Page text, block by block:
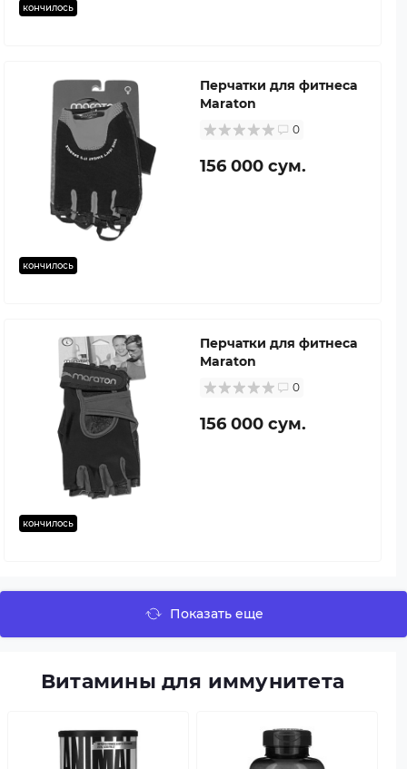
кончилось
кончилось
Перчатки для фитнеса
Maraton
0
156 000 сум.
кончилось
Перчатки для фитнеса
Maraton
0
156 000 сум.
Показать еще
Витамины для иммунитета